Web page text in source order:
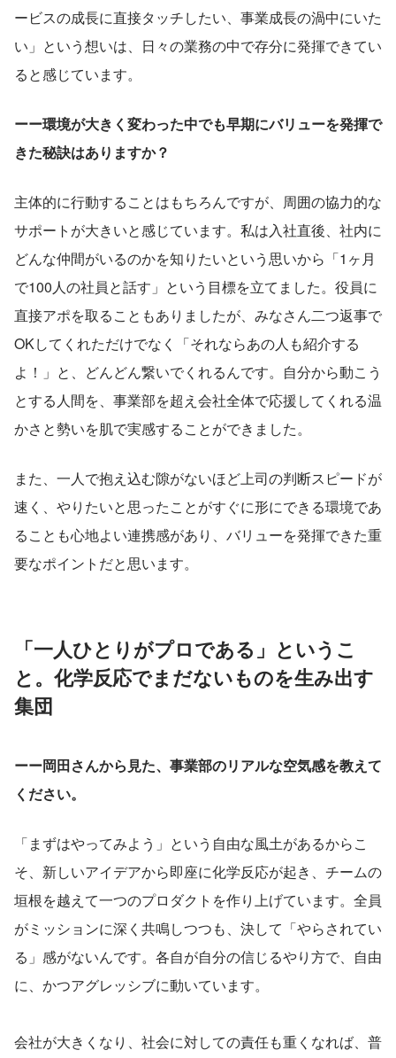
ービスの成長に直接タッチしたい、事業成長の渦中にいた
い」という想いは、日々の業務の中で存分に発揮できてい
ると感じています。
ーー環境が大きく変わった中でも早期にバリューを発揮で
きた秘訣はありますか？
主体的に行動することはもちろんですが、周囲の協力的な
サポートが大きいと感じています。私は入社直後、社内に
どんな仲間がいるのかを知りたいという思いから「1ヶ月
で100人の社員と話す」という目標を立てました。役員に
直接アポを取ることもありましたが、みなさん二つ返事で
OKしてくれただけでなく「それならあの人も紹介する
よ！」と、どんどん繋いでくれるんです。自分から動こう
とする人間を、事業部を超え会社全体で応援してくれる温
かさと勢いを肌で実感することができました。
また、一人で抱え込む隙がないほど上司の判断スピードが
速く、やりたいと思ったことがすぐに形にできる環境であ
ることも心地よい連携感があり、バリューを発揮できた重
要なポイントだと思います。
「一人ひとりがプロである」というこ
と。化学反応でまだないものを生み出す
集団
ーー岡田さんから見た、事業部のリアルな空気感を教えて
ください。
「まずはやってみよう」という自由な風土があるからこ
そ、新しいアイデアから即座に化学反応が起き、チームの
垣根を越えて一つのプロダクトを作り上げています。全員
がミッションに深く共鳴しつつも、決して「やらされてい
る」感がないんです。各自が自分の信じるやり方で、自由
に、かつアグレッシブに動いています。
会社が大きくなり、社会に対しての責任も重くなれば、普